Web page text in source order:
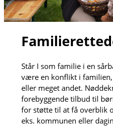
Står I som familie i en
være en konflikt i
eller meget andet.
forebyggende tilbud til
for støtte til at få overblik
eks. kommunen eller